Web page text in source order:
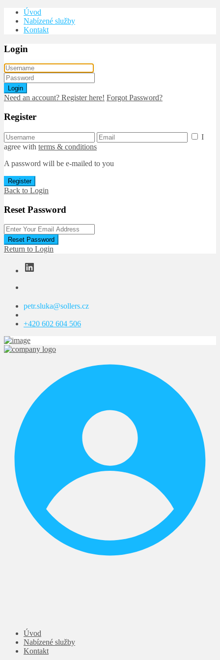
Úvod
Nabízené služby
Kontakt
Login
Login
Need an account? Register here! Forgot Password?
Register
I
agree with terms & conditions
A password will be e-mailed to you
Register
Back to Login
Reset Password
Reset Password
Return to Login
LinkedIn
petr.sluka@sollers.cz
+420 602 604 506
Úvod
Nabízené služby
Kontakt